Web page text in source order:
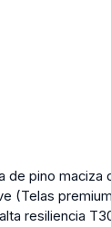
de pino
(Telas
resiliencia